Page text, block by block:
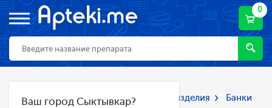
0
ДА НЕТ, ДРУГОЙ
Ваш город Сыктывкар?
Главная Каталог Мед. приборы и изделия
Банки